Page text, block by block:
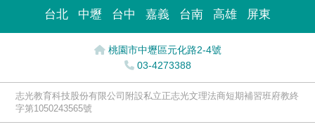
台北 中壢 台中 嘉義 台南 高雄 屏東
桃園市中壢區元化路2-4號
03-4273388
志光教育科技股份有限公司附設私立正志光文理法商短期補習班府教終
字第1050243565號